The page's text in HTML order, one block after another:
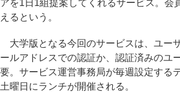
アを1日1組提案してくれるサービス。会
えるという。
大学版となる今回のサービスは、ユー
ールアドレスでの認証か、認証済みのユ
要。サービス運営事務局が毎週設定する
土曜日にランチが開催される。